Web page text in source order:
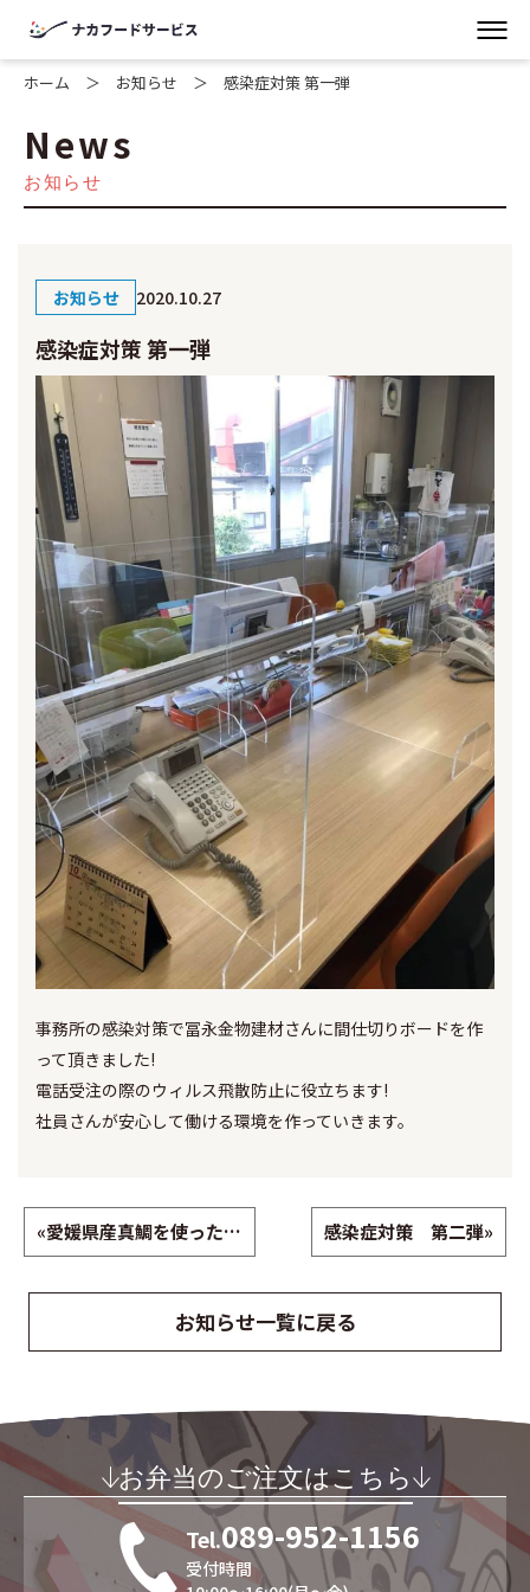
ホーム お知らせ 感染症対策 第一弾
お知らせ
News
お知らせ 2020.10.27
感染症対策 第一弾
事務所の感染対策で冨永金物建材さんに間仕切りボードを作
って頂きました!
電話受注の際のウィルス飛散防止に役立ちます!
社員さんが安心して働ける環境を作っていきます。
« 愛媛県産真鯛を使ったメニューで地産地消！ 感染症対策 第二弾»
お知らせ一覧に戻る
お弁当のご注文はこちら
Tel.089-952-1156
受付時間